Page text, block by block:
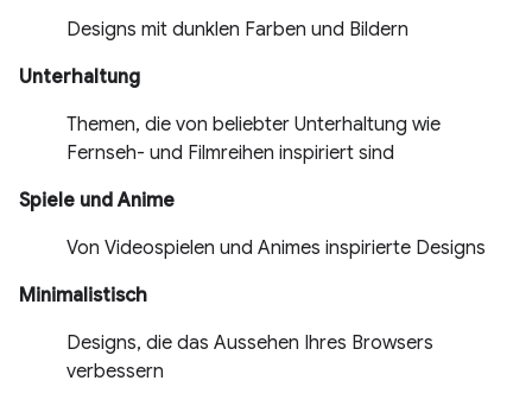
Designs mit dunklen Farben und Bildern
Unterhaltung
Themen, die von beliebter Unterhaltung wie
Fernseh- und Filmreihen inspiriert sind
Spiele und Anime
Von Videospielen und Animes inspirierte Designs
Minimalistisch
Designs, die das Aussehen Ihres Browsers
verbessern